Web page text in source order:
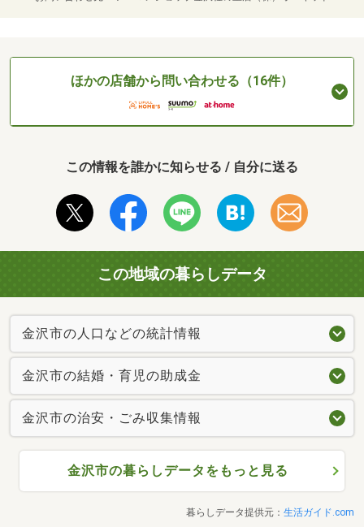
ほかの店舗から問い合わせる（16件）
この情報を誰かに知らせる / 自分に送る
この地域の暮らしデータ
金沢市の人口などの統計情報
金沢市の結婚・育児の助成金
金沢市の治安・ごみ収集情報
金沢市の暮らしデータをもっと見る
暮らしデータ提供元： 生活ガイド.com